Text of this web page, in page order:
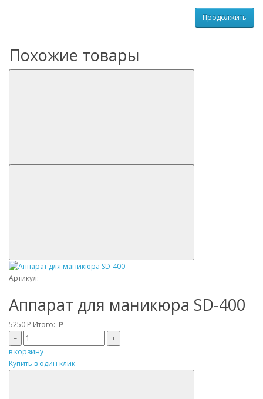
Продолжить
Похожие товары
Артикул:
Аппарат для маникюра SD-400
5250 Р Итого: Р
–
+
в корзину
Купить в один клик